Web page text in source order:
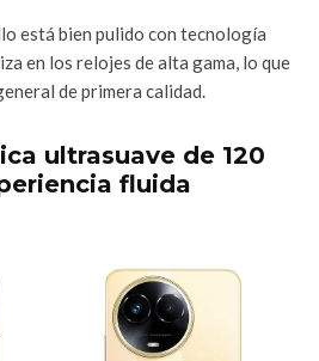
está bien pulido con tecnología
en los relojes de alta gama, lo que
de primera calidad.
ultrasuave de 120
fluida